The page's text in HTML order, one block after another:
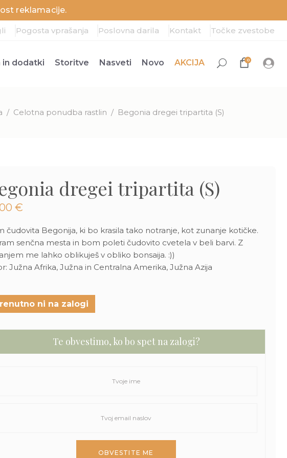
reklamacije.
Pogosta vprašanja Poslovna darila Kontakt Točke zvestobe
in dodatki Storitve Nasveti Novo AKCIJA 0
/ Celotna ponudba rastlin / Begonia dregei tripartita (S)
dregei tripartita (S)
€
čudovita Begonija, ki bo krasila tako notranje, kot zunanje kotičke.
senčna mesta in bom poleti čudovito cvetela v beli barvi. Z
me lahko oblikuješ v obliko bonsaija. :))
Južna Afrika, Južna in Centralna Amerika, Južna Azija
ni na zalogi
Te obvestimo, ko bo spet na zalogi?